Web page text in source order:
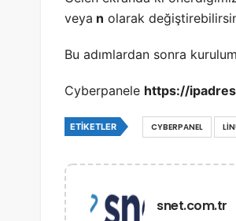
veya n olarak
Bu adımlardan sonra
Cyberpanele https://
ETIKETLER CYBERPANEL
snet.com.tr